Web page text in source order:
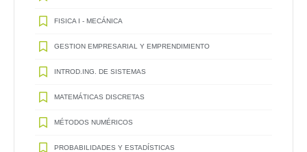
FISICA I - MECÁNICA
GESTION EMPRESARIAL Y EMPRENDIMIENTO
INTROD.ING. DE SISTEMAS
MATEMÁTICAS DISCRETAS
MÉTODOS NUMÉRICOS
PROBABILIDADES Y ESTADÍSTICAS